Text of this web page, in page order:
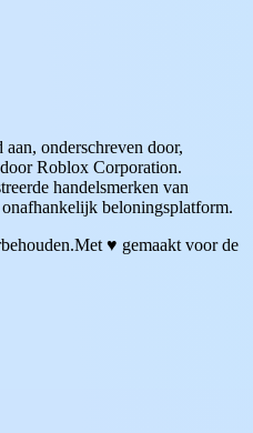
onderschreven door,
Roblox Corporation.
handelsmerken van
beloningsplatform.
Met ♥ gemaakt voor de